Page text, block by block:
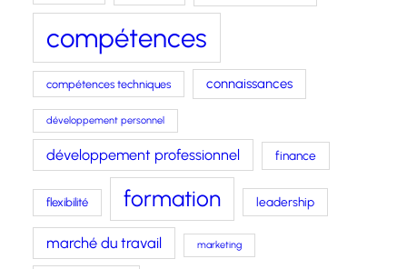
compétences
compétences techniques connaissances
développement personnel
développement professionnel finance
flexibilité formation leadership
marché du travail marketing